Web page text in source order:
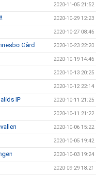
2020-11-05 21:52
2020-10-29 12:23
2020-10-27 08:46
Gård 2020-10-23 22:20
2020-10-19 14:46
2020-10-13 20:25
2020-10-12 22:14
IP 2020-10-11 21:25
2020-10-11 21:22
2020-10-06 15:22
2020-10-05 19:42
2020-10-03 19:24
2020-09-29 18:21